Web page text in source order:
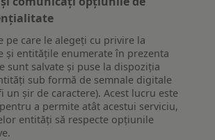
pe care le alegeți cu privire la
și entitățile enumerate în prezenta
sunt salvate și puse la dispoziția
sub formă de semnale digitale
un șir de caractere). Acest lucru este
a permite atât acestui serviciu,
entități să respecte opțiunile